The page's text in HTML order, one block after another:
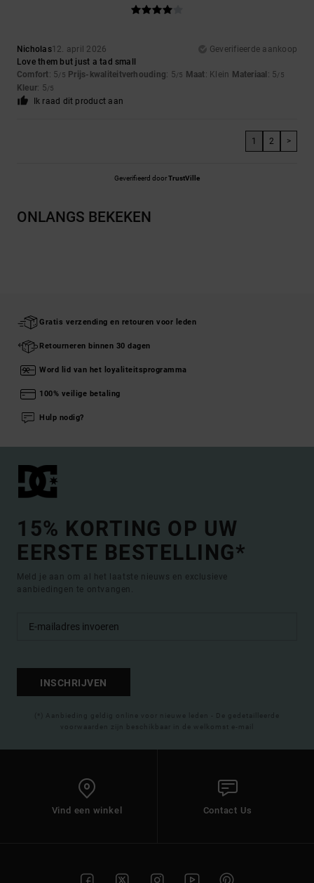
Nicholas12. april 2026
Geverifieerde aankoop
Love them but just a tad small
Comfort: 5/5 Prijs-kwaliteitverhouding: 5/5 Maat: Klein Materiaal : 5/5
Kleur: 5/5
Ik raad dit product aan
1 2 >
Geverifieerd doorTrustVille
ONLANGS BEKEKEN
Gratis verzending en retouren voor leden
Retourneren binnen 30 dagen
Word lid van het loyaliteitsprogramma
100% veilige betaling
Hulp nodig?
15% KORTING OP UW
EERSTE BESTELLING*
Meld je aan om al het laatste nieuws en exclusieve
aanbiedingen te ontvangen.
INSCHRIJVEN
(*) Aanbieding geldig online voor nieuwe leden - De gedetailleerde
voorwaarden zijn beschikbaar in de welkomst e-mail
Vind een winkel Contact Us